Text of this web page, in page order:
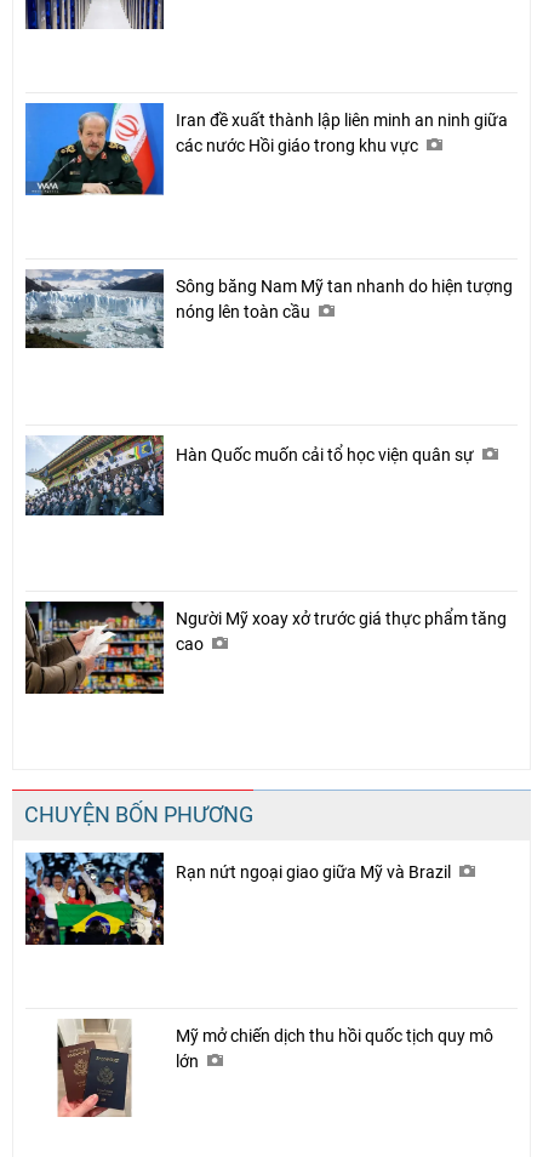
Iran đề xuất thành lập liên minh an ninh giữa
các nước Hồi giáo trong khu vực
Sông băng Nam Mỹ tan nhanh do hiện tượng
nóng lên toàn cầu
Hàn Quốc muốn cải tổ học viện quân sự
Người Mỹ xoay xở trước giá thực phẩm tăng
cao
CHUYỆN BỐN PHƯƠNG
Rạn nứt ngoại giao giữa Mỹ và Brazil
Mỹ mở chiến dịch thu hồi quốc tịch quy mô
lớn